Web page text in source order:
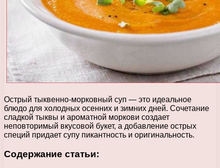
Острый тыквенно-морковный суп — это идеальное
блюдо для холодных осенних и зимних дней. Сочетание
сладкой тыквы и ароматной моркови создает
неповторимый вкусовой букет, а добавление острых
специй придает супу пикантность и оригинальность.
Содержание статьи: